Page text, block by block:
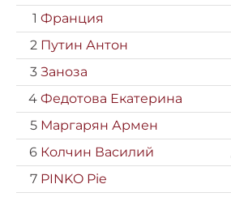
1 Франция
2 Путин Антон
3 Заноза
4 Федотова Екатерина
5 Маргарян Армен
6 Колчин Василий
7 PINKO Pie